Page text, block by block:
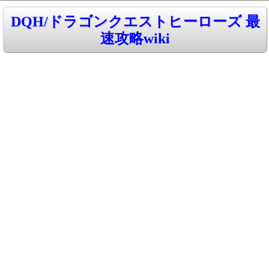
DQH/ドラゴンクエストヒーローズ 最
速攻略wiki